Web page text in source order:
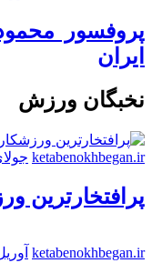
پروفسور
ایران
نخبگان ورزش
ketabenokhbegan.ir جولای 17,
پرافتخارترین
ketabenokhbegan.ir آوریل 26,